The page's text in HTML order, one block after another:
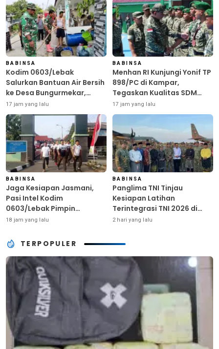
BABINSA
Kodim 0603/Lebak
Salurkan Bantuan Air Bersih
ke Desa Bungurmekar,
Ringankan Beban Warga
Terdampak Kemarau
17 jam yang lalu
BABINSA
Menhan RI Kunjungi Yonif TP
898/PC di Kampar,
Tegaskan Kualitas SDM
Kunci Kekuatan TNI
17 jam yang lalu
BABINSA
Jaga Kesiapan Jasmani,
Pasi Intel Kodim
0603/Lebak Pimpin
Pembinaan Fisik Rutin
18 jam yang lalu
BABINSA
Panglima TNI Tinjau
Kesiapan Latihan
Terintegrasi TNI 2026 di
Dabo Singkep
2 hari yang lalu
TERPOPULER